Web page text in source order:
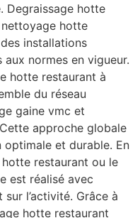
Degraissage hotte
hotte
installations
normes en vigueur.
hotte restaurant à
du réseau
gaine vmc et
approche globale
optimale et durable. En
restaurant ou le
est réalisé avec
l’activité. Grâce à
hotte restaurant